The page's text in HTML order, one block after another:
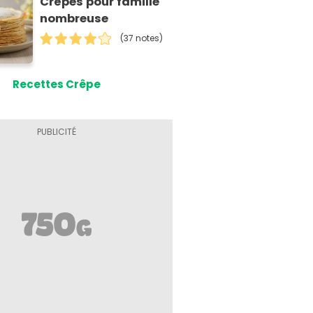
nombreuse
(37 notes)
Recettes Crêpe